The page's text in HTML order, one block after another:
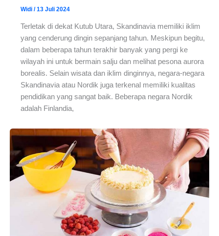
Widi /13 Juli 2024
Terletak di dekat Kutub Utara, Skandinavia memiliki iklim
yang cenderung dingin sepanjang tahun. Meskipun begitu,
dalam beberapa tahun terakhir banyak yang pergi ke
wilayah ini untuk bermain salju dan melihat pesona aurora
borealis. Selain wisata dan iklim dinginnya, negara-negara
Skandinavia atau Nordik juga terkenal memiliki kualitas
pendidikan yang sangat baik. Beberapa negara Nordik
adalah Finlandia,